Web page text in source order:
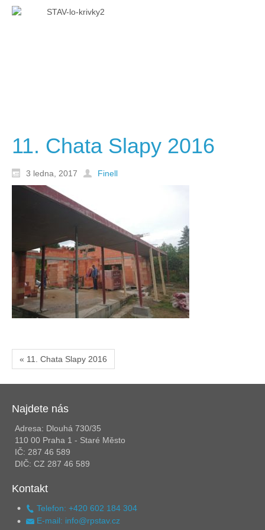
11. Chata Slapy 2016
3 ledna, 2017 Finell
« 11. Chata Slapy 2016
Najdete nás
Adresa: Dlouhá 730/35
110 00 Praha 1 - Staré Město
IČ: 287 46 589
DIČ: CZ 287 46 589
Kontakt
Telefon: +420 602 184 304
E-mail: info@rpstav.cz